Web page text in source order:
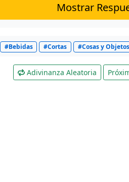
Mostrar
#Bebidas #Cortas #Cosas y
Adivinanza Aleatoria